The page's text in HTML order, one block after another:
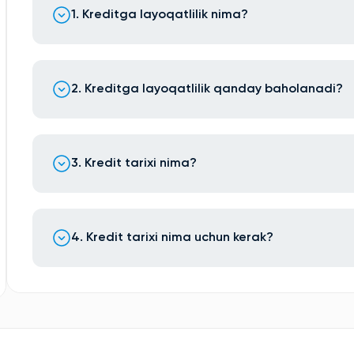
1. Kreditga layoqatlilik nima?
2. Kreditga layoqatlilik qanday baholanadi?
3. Kredit tarixi nima?
4. Kredit tarixi nima uchun kerak?